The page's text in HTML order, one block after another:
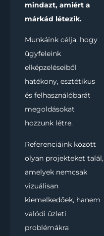
mindazt, amiért a
márkád létezik.
Munkáink célja, hogy
ügyfeleink
elképzeléseiből
hatékony, esztétikus
és felhasználóbarát
megoldásokat
hozzunk létre.
Referenciáink között
olyan projekteket talál,
amelyek nemcsak
vizuálisan
kiemelkedőek, hanem
valódi üzleti
problémákra